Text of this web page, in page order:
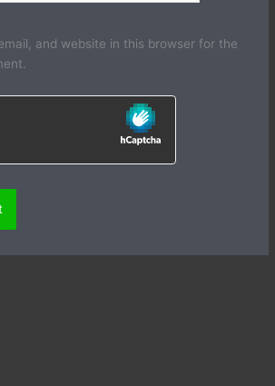
and website in this browser for the